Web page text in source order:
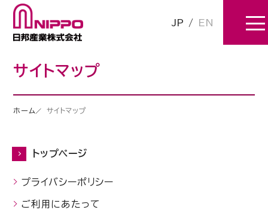
JP / EN
サイトマップ
ホーム サイトマップ
トップページ
プライバシーポリシー
ご利用にあたって